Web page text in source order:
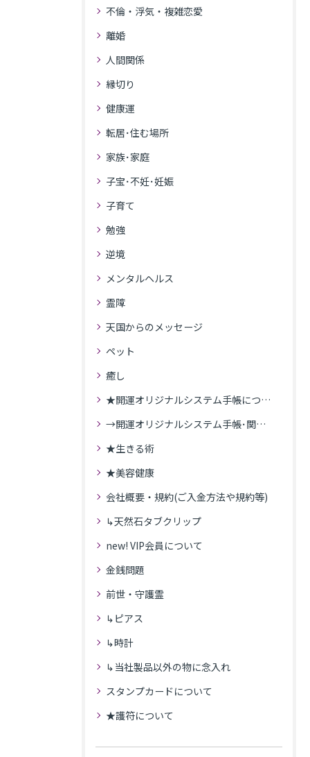
不倫・浮気・複雑恋愛
離婚
人間関係
縁切り
健康運
転居･住む場所
家族･家庭
子宝･不妊･妊娠
子育て
勉強
逆境
メンタルヘルス
霊障
天国からのメッセージ
ペット
癒し
★開運オリジナルシステム手帳について
→開運オリジナルシステム手帳･関連記事
★生きる術
★美容健康
会社概要・規約(ご入金方法や規約等)
↳天然石タブクリップ
new! VIP会員について
金銭問題
前世・守護霊
↳ピアス
↳時計
↳当社製品以外の物に念入れ
スタンプカードについて
★護符について